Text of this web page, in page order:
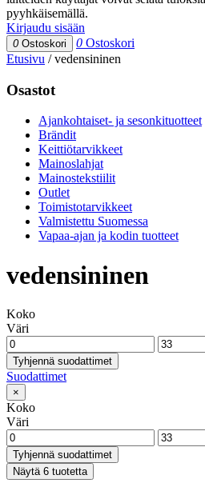
pyyhkäisemällä.
Kirjaudu sisään
0 Ostoskori 0 Ostoskori
Etusivu /vedensininen
Osastot
Ajankohtaiset- ja sesonkituotteet
Brändit
Keittiötarvikkeet
Mainoslahjat
Mainostekstiilit
Outlet
Toimistotarvikkeet
Valmistettu Suomessa
Vapaa-ajan ja kodin tuotteet
vedensininen
Koko
Väri
Tyhjennä suodattimet
Suodattimet
×
Koko
Väri
Tyhjennä suodattimet
Näytä 6 tuotetta